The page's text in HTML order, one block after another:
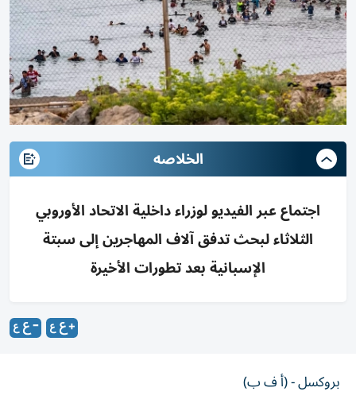
الخلاصه
اجتماع عبر الفيديو لوزراء داخلية الاتحاد الأوروبي
الثلاثاء لبحث تدفق آلاف المهاجرين إلى سبتة
الإسبانية بعد تطورات الأخيرة
بروكسل - (أ ف ب)